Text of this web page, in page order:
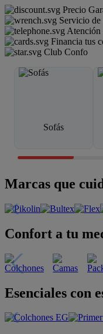
Precio
Servicio
Atención
Financia tus
Club Confo
Sofás
Marcas que
Confort a tu
Esenciales con